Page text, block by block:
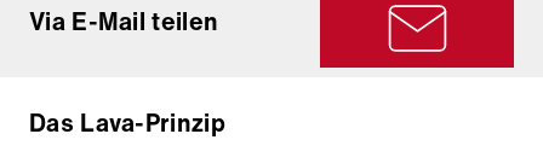
Via E-Mail teilen
Das Lava-Prinzip